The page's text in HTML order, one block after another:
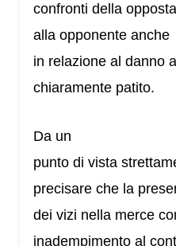
confronti della
alla opponente anche
in relazione al danno
chiaramente patito.
Da un
punto di vista
precisare che la
dei vizi nella merce
inadempimento al